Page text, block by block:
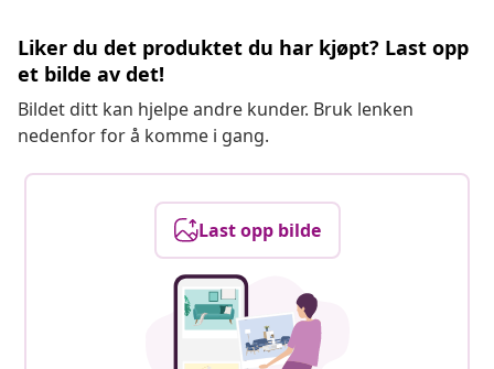
Liker du det produktet du har kjøpt? Last opp
et bilde av det!
Bildet ditt kan hjelpe andre kunder. Bruk lenken
nedenfor for å komme i gang.
Last opp bilde